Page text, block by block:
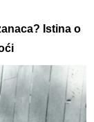
Istina o